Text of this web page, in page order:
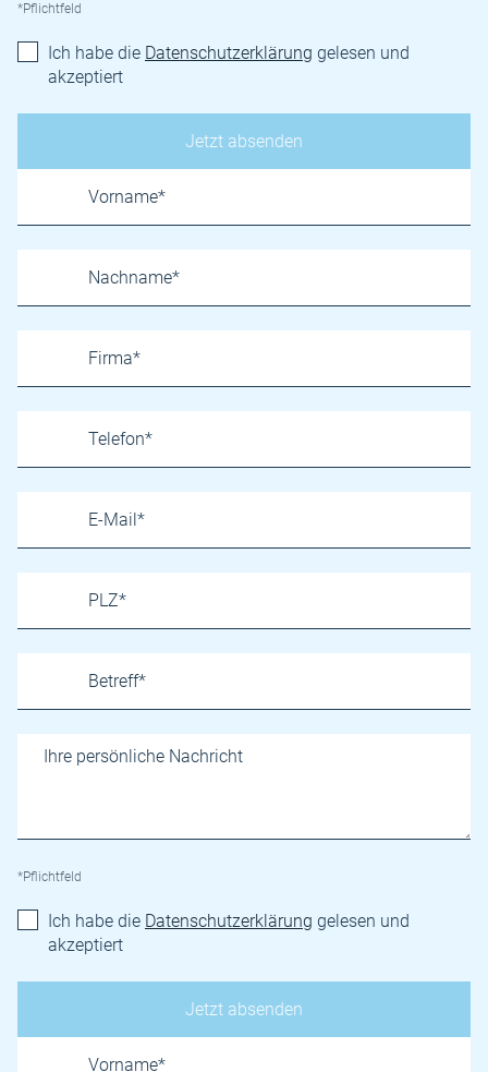
*Pflichtfeld
Ich habe die Datenschutzerklärung gelesen und
akzeptiert
*Pflichtfeld
Ich habe die Datenschutzerklärung gelesen und
akzeptiert